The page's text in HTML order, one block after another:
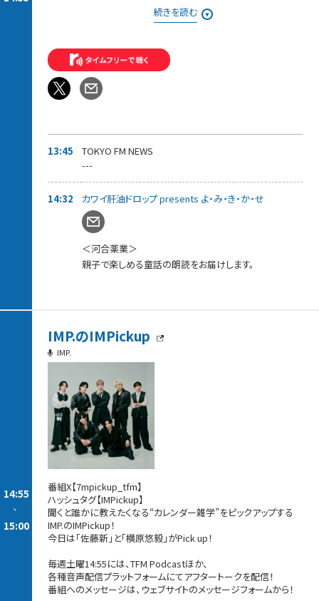
それでも、お取り寄せの旅は終わらない・・・！
東京にいながらにしてうまいものをお取り寄せできる、このすば
知っていれば、ギフトに、家族や仲間と一緒に、自分へのご褒美
に、
いろんなシーンで役に立つお取り寄せの逸品を紹介。
◆13時55分ごろ〜ゲスト：5人組メンズグループ「Crimson Crat
Crat Clan」から、
「ターゴ・C・マーキス」さんと「ミナト・C・エンペラー 」さん が登
続きを読む
13:45
TOKYO FM NEWS
---
14:32 カワイ肝油ドロップ presents よ・み・き・か・せ
＜河合薬業＞
親子で楽しめる童話の朗読をお届けします。
14:55
-
15:00
IMP.のIMPickup
IMP.
番組X【7mpickup_tfm】
ハッシュタグ【IMPickup】
聞くと誰かに教えたくなる“カレンダー雑学”をピックアップする
IMP.のIMPickup！
今日は「佐藤新」と「横原悠毅」がPick up！
毎週土曜14:55には、TFM Podcastほか、
各種音声配信プラットフォームにてアフタートークを配信！
番組へのメッセージは、ウェブサイトのメッセージフォームから！